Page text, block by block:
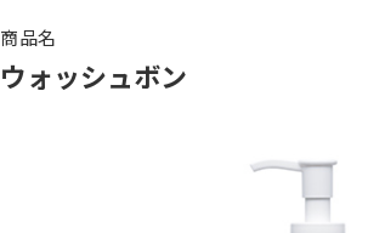
商品名
ウォッシュボン